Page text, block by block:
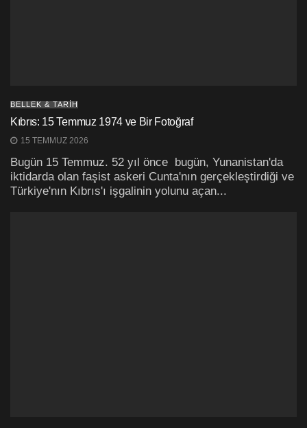
BELLEK & TARİH
Kıbrıs: 15 Temmuz 1974 ve Bir Fotoğraf
15 TEMMUZ 2026
Bugün 15 Temmuz. 52 yıl önce bugün, Yunanistan'da
iktidarda olan faşist askeri Cunta'nın gerçekleştirdiği ve
Türkiye'nın Kıbrıs'ı işgalinin yolunu açan...